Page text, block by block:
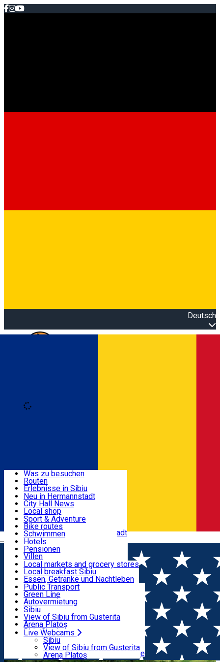
Deutsch
Română
Nützliche informationen
Aktivitäten & Abenteuer
Unterkunft
Essen, Getränke & Nachtleben
Transport & Parken
Live Webcams
Was zu besuchen
Routen
Erlebnisse in Sibiu
Podcast
Kultur
Museen
Kirchen
Parks, Zoo
Im Umkreis von Hermannstadt
Neu in Hermannstadt
City Hall News
Local shop
Sibiu Handwerker
Sibiul Verde
Public services
Bildung
Wie komme ich nach Sibiu?
Touristeninfo
Reiseführer
Guided tours
Local publication
Schönheitssalon
Sport & Adventure
Bike routes
Schwimmen
Reiten
Fitnessstudio
Loc de joacă indoor
Loc de joacă outdoor
Ski
Eislaufen
Yoga
Hotels
Pensionen
Villen
Hostels
Motels
Camping
Zimmer zu vermieten
Wohnungen
Unterkunft außerhalb von Sibiu
Local markets and grocery stores
Local breakfast Sibiu
Essen, Getränke und Nachtleben
Pizza
Fast Food
Kaffeestube
Konditorei
Pub, Bar
Nachtclubs
Bäckerei
Public Transport
Green Line
Autovermietung
Fahrad verleih
Scooter rentals
Taxi
Ride Sharing
Park-Tickets
Parkplätze
Ladestationen für Elektrofahrzeuge
Sibiu
View of Sibiu from Gusterita
Arena Platoș
Live Webcams
Sibiu
View of Sibiu from Gusterita
Arena Platoș
Home Places
Aerosol-Therapie in Salzburg (Ocna